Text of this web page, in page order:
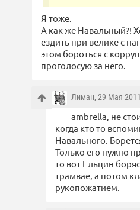
Я тоже.
А как же Навальный?!
ездить при велике с
этом бороться с
проголосую за него.
Лиман, 29 Мая
ambrella, не
когда кто то
Навального.
Только его нужно
то вот Ельцин
трамвае, а потом
рукопожатием.